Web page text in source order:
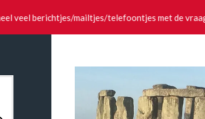
veel berichtjes/mailtjes/telefoontjes met de